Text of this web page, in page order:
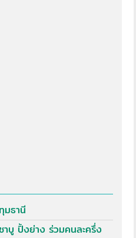
มธานี
บู ปิ้งย่าง ร่วมคนละครึ่ง